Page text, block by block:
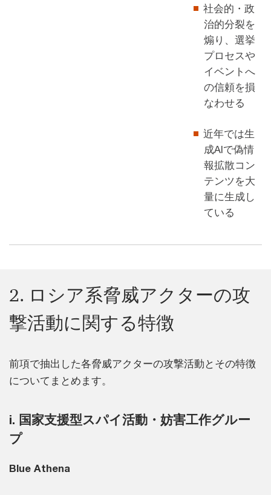
社会的・政
治的分裂を
煽り、選挙
プロセスや
イベントへ
の信頼を損
なわせる
近年では生
成AIで偽情
報拡散コン
テンツを大
量に生成し
ている
2. ロシア系脅威アクターの攻
撃活動に関する特徴
前項で抽出した各脅威アクターの攻撃活動とその特徴
についてまとめます。
i. 国家支援型スパイ活動・妨害工作グルー
プ
Blue Athena